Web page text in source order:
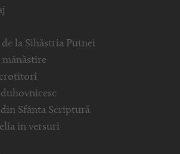
la Sihăstria Putnei
mănăstire
Sfânta Scriptură
in versuri